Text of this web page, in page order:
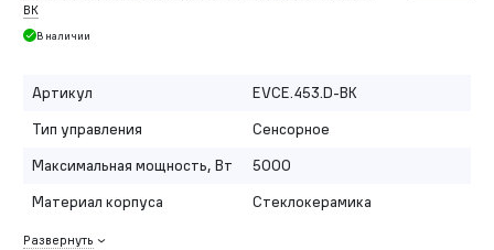
BK
В наличии
Артикул
EVCE.453.D-BK
Тип управления
Сенсорное
Максимальная мощность, Вт
5000
Материал корпуса
Стеклокерамика
Развернуть